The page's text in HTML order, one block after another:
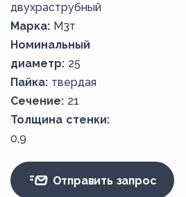
двухраструбный
Марка: М3т
Номинальный
диаметр: 25
Пайка: твердая
Сечение: 21
Толщина стенки:
0,9
Отправить запрос